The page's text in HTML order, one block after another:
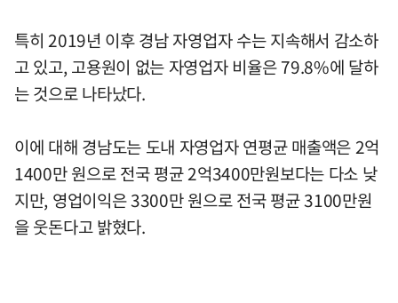
특히 2019년 이후 경남 자영업자 수는 지속해서 감소하
고 있고, 고용원이 없는 자영업자 비율은 79.8%에 달하
는 것으로 나타났다.
이에 대해 경남도는 도내 자영업자 연평균 매출액은 2억
1400만 원으로 전국 평균 2억3400만원보다는 다소 낮
지만, 영업이익은 3300만 원으로 전국 평균 3100만원
을 웃돈다고 밝혔다.